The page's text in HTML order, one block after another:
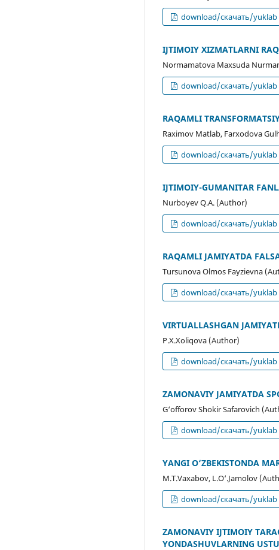
download/скачать/yuklab
IJTIMOIY XIZMATLARNI
Normamatova Maxsuda
download/скачать/yuklab
RAQAMLI
Raximov Matlab, Farxodova
download/скачать/yuklab
IJTIMOIY-GUMANITAR
Nurboyev Q.A. (Author)
download/скачать/yuklab
RAQAMLI JAMIYATDA
Tursunova Olmos Fayzievna
download/скачать/yuklab
VIRTUALLASHGAN
P.X.Xoliqova (Author)
download/скачать/yuklab
ZAMONAVIY JAMIYATDA
G‘offorov Shokir Safarovich
download/скачать/yuklab
YANGI O‘ZBEKISTONDA
M.T.Vaxabov, L.O‘.Jamolov
download/скачать/yuklab
ZAMONAVIY IJTIMOIY
YONDASHUVLARNING